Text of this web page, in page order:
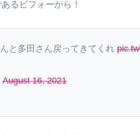
るビフォーから！
と多田さん戻ってきてくれ
August 16, 2021